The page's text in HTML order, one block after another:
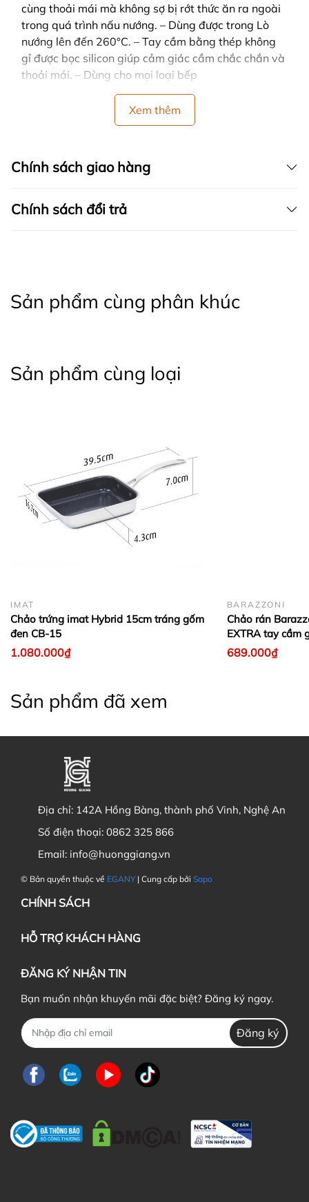
cùng thoải mái mà không sợ bị rớt thức ăn ra ngoài
trong quá trình nấu nướng. – Dùng được trong Lò
nướng lên đến 260°C. – Tay cầm bằng thép không
gỉ được bọc silicon giúp cảm giác cầm chắc chắn và
thoải mái. – Dùng cho mọi loại bếp
Xem thêm
Chính sách giao hàng
Chính sách đổi trả
Sản phẩm cùng phân khúc
Sản phẩm cùng loại
IMAT
Chảo trứng imat Hybrid 15cm tráng gốm
đen CB-15
1.080.000₫
BARAZZONI
Chảo rán
EXTRA tay cầm
689.000₫
Sản phẩm đã xem
Địa chỉ: 142A Hồng Bàng, thành phố Vinh, Nghệ An
Số điện thoại: 0862 325 866
Email: info@huonggiang.vn
© Bản quyền thuộc về EGANY | Cung cấp bởi Sapo
CHÍNH SÁCH
HỖ TRỢ KHÁCH HÀNG
ĐĂNG KÝ NHẬN TIN
Bạn muốn nhận khuyến mãi đặc biệt? Đăng ký ngay.
Đăng ký